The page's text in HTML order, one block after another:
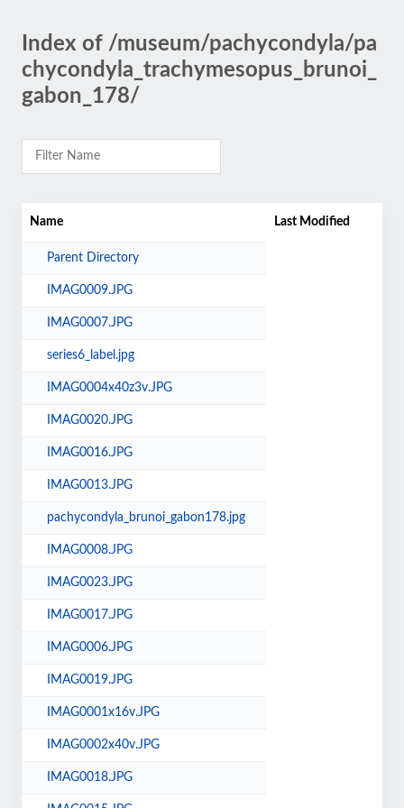
Index of /museum/pachycondyla/pa
chycondyla_trachymesopus_brunoi_
gabon_178/
Name Last Modified
Parent Directory
IMAG0009.JPG
IMAG0007.JPG
series6_label.jpg
IMAG0004x40z3v.JPG
IMAG0020.JPG
IMAG0016.JPG
IMAG0013.JPG
pachycondyla_brunoi_gabon178.jpg
IMAG0008.JPG
IMAG0023.JPG
IMAG0017.JPG
IMAG0006.JPG
IMAG0019.JPG
IMAG0001x16v.JPG
IMAG0002x40v.JPG
IMAG0018.JPG